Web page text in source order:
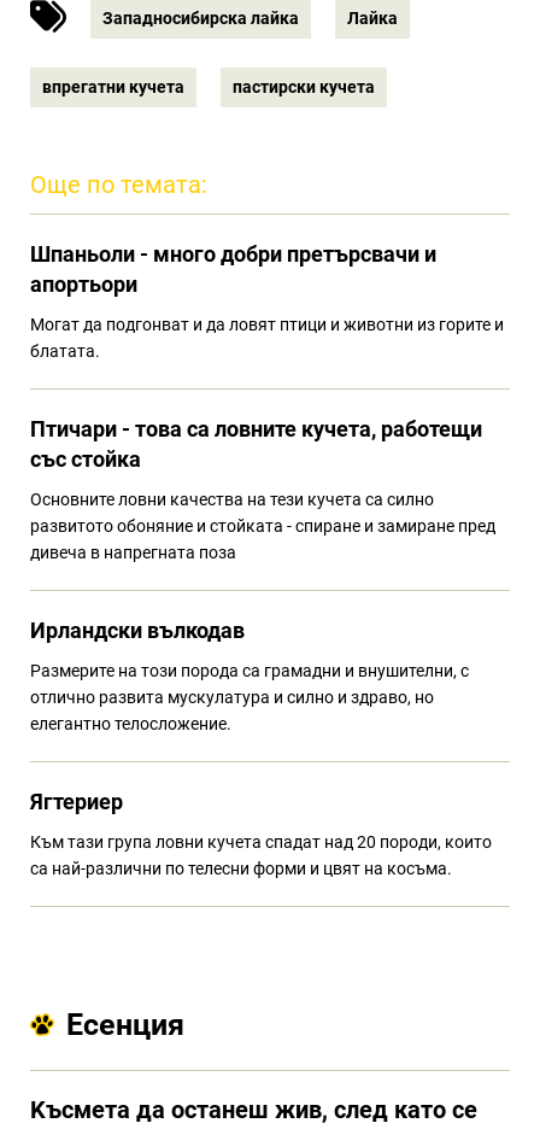
Западносибирска лайка Лайка
впрегатни кучета пастирски кучета
Още по темата:
Шпаньоли - много добри претърсвачи и
апортьори
Могат да подгонват и да ловят птици и животни из горите и
блатата.
Птичари - това са ловните кучета, работещи
със стойка
Основните ловни качества на тези кучета са силно
развитото обоняние и стойката - спиране и замиране пред
дивеча в напрегната поза
Ирландски вълкодав
Размерите на този порода са грамадни и внушителни, с
отлично развита мускулатура и силно и здраво, но
елегантно телосложение.
Ягтериер
Към тази група ловни кучета спадат над 20 породи, които
са най-различни по телесни форми и цвят на косъма.
Есенция
Kъсмета да останеш жив, след като се